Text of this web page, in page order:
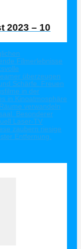
2023 – 10
Filmerlebnisse
überzeugen
Schärfe. Freuen
in der
in Kinoatmosphäre
verwandeln
Besonderer
Laser-TV
zaubern riesige
Entfernung.